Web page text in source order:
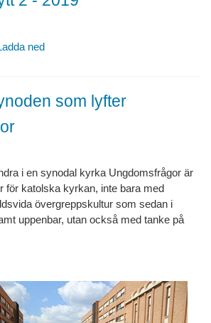
ned
som lyfter
i en synodal kyrka Ungdomsfrågor är
för katolska kyrkan, inte bara med
övergreppskultur som sedan i
uppenbar, utan också med tanke på